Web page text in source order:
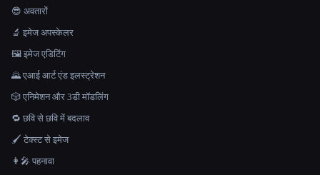
😎 अवतारों
🔬 इमेज अपस्केलर
🖼️ इमेज एडिटिंग
🌄 एआई आर्ट एंड इलस्ट्रेशन
🎲 एनिमेशन और 3डी मॉडलिंग
🔁 छवि से छवि में बदलाव
🖌️ टेक्स्ट से इमेज
👩‍🎤 पहनावा